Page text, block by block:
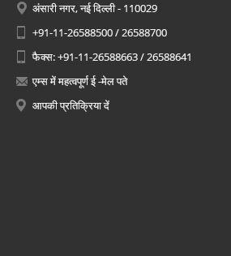
अंसारी नगर, नई दिल्ली - 110029
+91-11-26588500 / 26588700
फैक्स: +91-11-26588663 / 26588641
एम्स में महत्वपूर्ण ई -मेल पते
आपकी प्रतिक्रिया दें